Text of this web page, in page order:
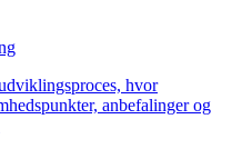
hvor
anbefalinger og